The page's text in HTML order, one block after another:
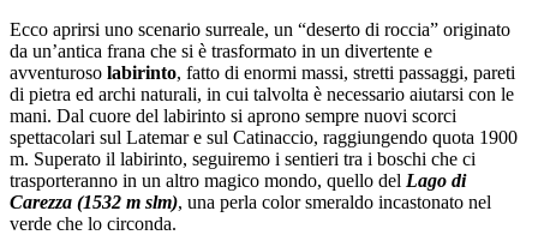
Ecco aprirsi uno scenario surreale, un “deserto di roccia” originato
da un’antica frana che si è trasformato in un divertente e
avventuroso labirinto, fatto di enormi massi, stretti passaggi, pareti
di pietra ed archi naturali, in cui talvolta è necessario aiutarsi con le
mani. Dal cuore del labirinto si aprono sempre nuovi scorci
spettacolari sul Latemar e sul Catinaccio, raggiungendo quota 1900
m. Superato il labirinto, seguiremo i sentieri tra i boschi che ci
trasporteranno in un altro magico mondo, quello del Lago di
Carezza (1532 m slm), una perla color smeraldo incastonato nel
verde che lo circonda.